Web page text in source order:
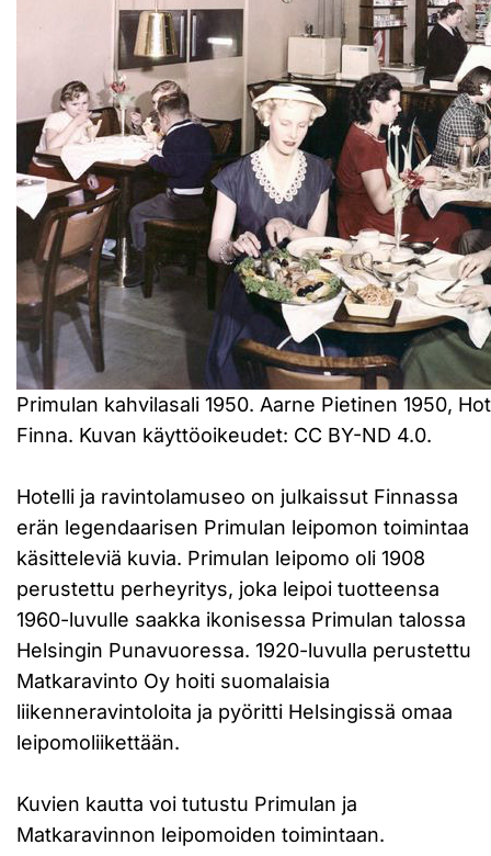
Primulan kahvilasali 1950. Aarne Pietinen 1950,
Finna. Kuvan käyttöoikeudet: CC BY-ND 4.0.
Hotelli ja ravintolamuseo on julkaissut Finnassa
erän legendaarisen Primulan leipomon toimintaa
käsitteleviä kuvia. Primulan leipomo oli 1908
perustettu perheyritys, joka leipoi tuotteensa
1960-luvulle saakka ikonisessa Primulan talossa
Helsingin Punavuoressa. 1920-luvulla perustettu
Matkaravinto Oy hoiti suomalaisia
liikenneravintoloita ja pyöritti Helsingissä omaa
leipomoliikettään.
Kuvien kautta voi tutustu Primulan ja
Matkaravinnon leipomoiden toimintaan.